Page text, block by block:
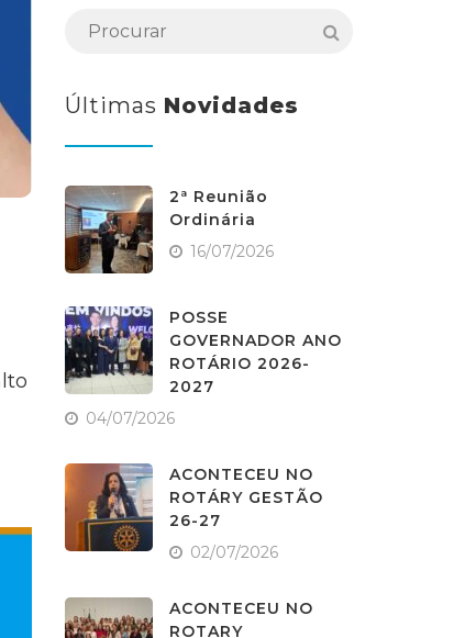
Últimas Novidades
2ª Reunião
Ordinária
16/07/2026
POSSE
GOVERNADOR ANO
ROTÁRIO 2026-
2027
04/07/2026
ACONTECEU NO
ROTÁRY GESTÃO
26-27
02/07/2026
ACONTECEU NO
ROTARY